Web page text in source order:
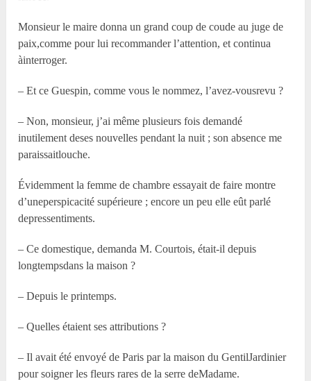
Monsieur le maire donna un grand coup de coude au juge de
paix,comme pour lui recommander l’attention, et continua
àinterroger.
– Et ce Guespin, comme vous le nommez, l’avez-vousrevu ?
– Non, monsieur, j’ai même plusieurs fois demandé
inutilement deses nouvelles pendant la nuit ; son absence me
paraissaitlouche.
Évidemment la femme de chambre essayait de faire montre
d’uneperspicacité supérieure ; encore un peu elle eût parlé
depressentiments.
– Ce domestique, demanda M. Courtois, était-il depuis
longtempsdans la maison ?
– Depuis le printemps.
– Quelles étaient ses attributions ?
– Il avait été envoyé de Paris par la maison du GentilJardinier
pour soigner les fleurs rares de la serre deMadame.